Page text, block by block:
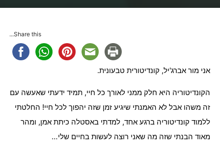
Share this...
אני מור אברג'יל, קונדיטורית טבעונית.
הקונדיטוריה היא חלק ממני לאורך כל חיי, תמיד ידעתי שאעשה עם
זה משהו אבל לא האמנתי שיגיע זמן שזה יהפוך לכל חיי! החלטתי
ללמוד קונדיטוריה ברגע אחד, למדתי באסטלה כיתת אמן, ומהר
מאוד הבנתי שזה מה שאני רוצה לעשות בחיים שלי…